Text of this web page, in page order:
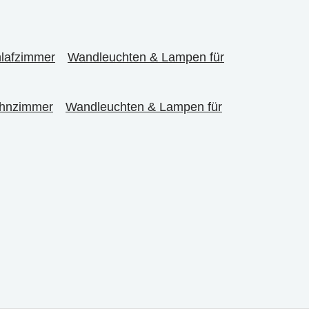
Wandleuchten & Lampen für
Wandleuchten & Lampen für